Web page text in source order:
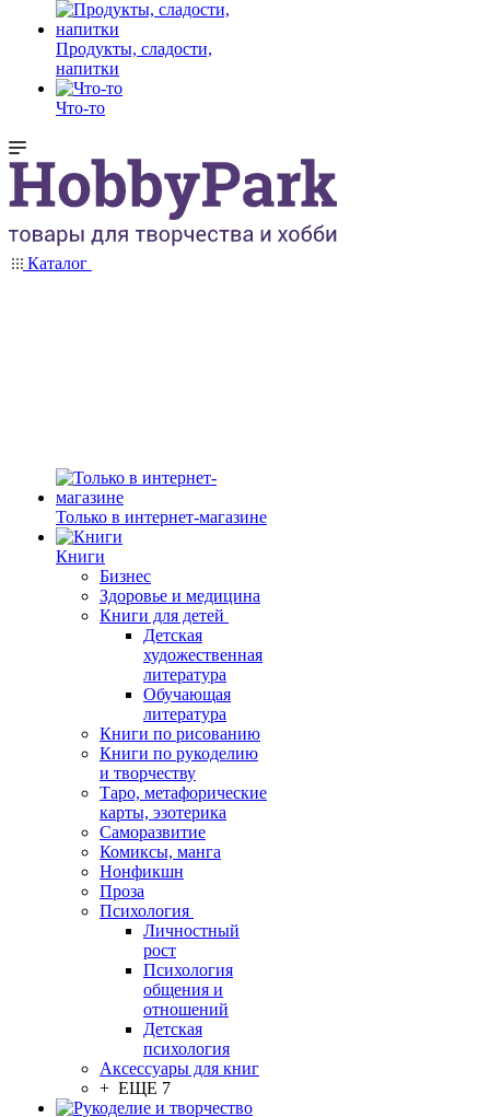
Продукты, сладости,
напитки
Что-то
Каталог
Только в интернет-магазине
Книги
Бизнес
Здоровье и медицина
Книги для детей
Детская
художественная
литература
Обучающая
литература
Книги по рисованию
Книги по рукоделию
и творчеству
Таро, метафорические
карты, эзотерика
Саморазвитие
Комиксы, манга
Нонфикшн
Проза
Психология
Личностный
рост
Психология
общения и
отношений
Детская
психология
Аксессуары для книг
+ ЕЩЕ 7